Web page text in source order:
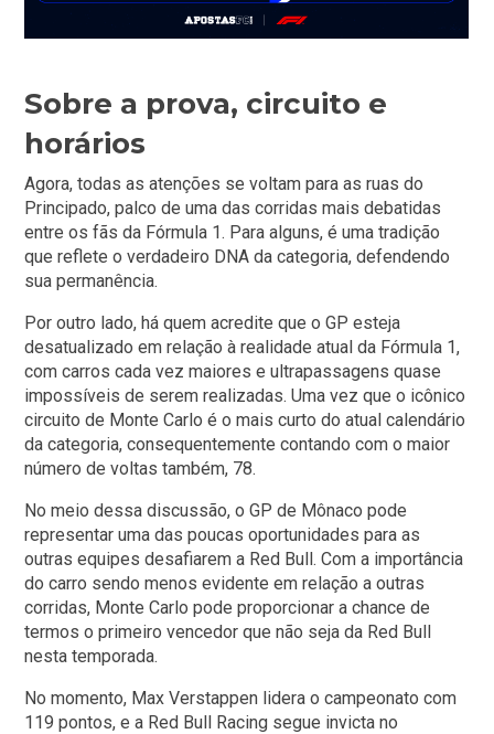
Sobre a prova, circuito e
horários
Agora, todas as atenções se voltam para as ruas do
Principado, palco de uma das corridas mais debatidas
entre os fãs da Fórmula 1. Para alguns, é uma tradição
que reflete o verdadeiro DNA da categoria, defendendo
sua permanência.
Por outro lado, há quem acredite que o GP esteja
desatualizado em relação à realidade atual da Fórmula 1,
com carros cada vez maiores e ultrapassagens quase
impossíveis de serem realizadas. Uma vez que o icônico
circuito de Monte Carlo é o mais curto do atual calendário
da categoria, consequentemente contando com o maior
número de voltas também, 78.
No meio dessa discussão, o GP de Mônaco pode
representar uma das poucas oportunidades para as
outras equipes desafiarem a Red Bull. Com a importância
do carro sendo menos evidente em relação a outras
corridas, Monte Carlo pode proporcionar a chance de
termos o primeiro vencedor que não seja da Red Bull
nesta temporada.
No momento, Max Verstappen lidera o campeonato com
119 pontos, e a Red Bull Racing segue invicta no